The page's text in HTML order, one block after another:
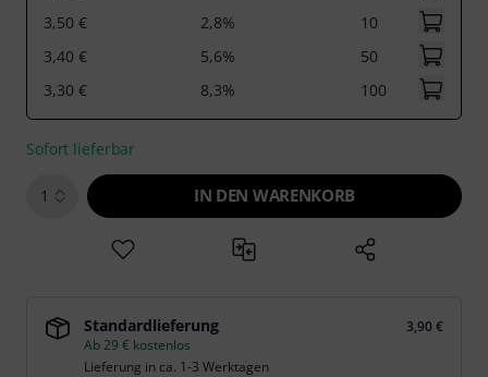
3,50 €
2,8%
10
3,40 €
5,6%
50
3,30 €
8,3% 100
Sofort lieferbar
1 IN DEN WARENKORB
Standardlieferung
3,90 €
Ab 29 € kostenlos
Lieferung in ca. 1-3 Werktagen